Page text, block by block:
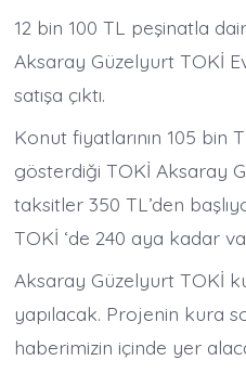
12 bin 100 TL peşinatla
Aksaray Güzelyurt TOKİ
satışa çıktı.
Konut fiyatlarının 105 bin
gösterdiği TOKİ Aksaray
taksitler 350 TL’den
TOKİ ‘de 240 aya kadar
Aksaray Güzelyurt TOKİ
yapılacak. Projenin kura
haberimizin içinde yer